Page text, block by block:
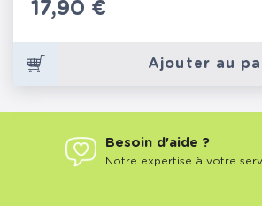
Prix
17,90 €
Ajouter au
Besoin d'aide ?
Notre expertise à votre